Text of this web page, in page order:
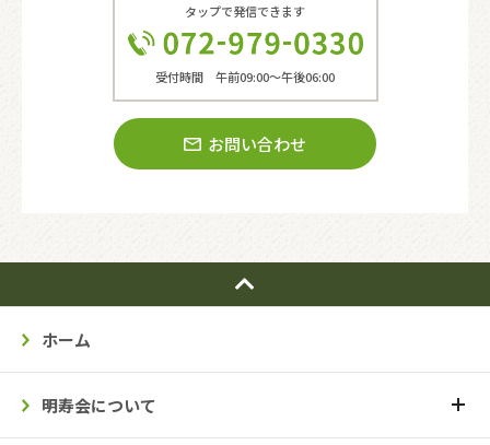
タップで発信できます
受付時間 午前09:00〜午後06:00
お問い合わせ
ホーム
明寿会について